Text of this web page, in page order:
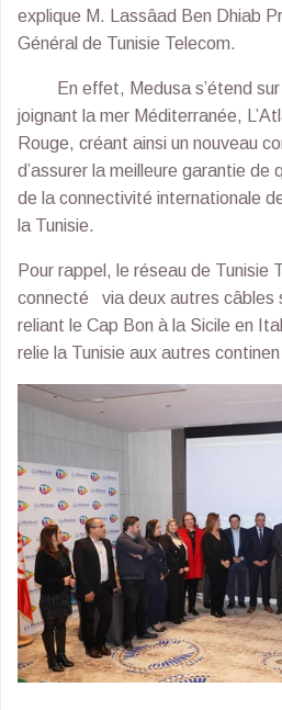
explique M. Lassâad Ben Dhiab
Général de Tunisie Telecom.
En effet, Medusa s’étend sur
joignant la mer Méditerranée,
Rouge, créant ainsi un nouveau
d’assurer la meilleure garantie de
de la connectivité internationale
la Tunisie.
Pour rappel, le réseau de
connecté via deux autres câbles
reliant le Cap Bon à la Sicile en
relie la Tunisie aux autres continen